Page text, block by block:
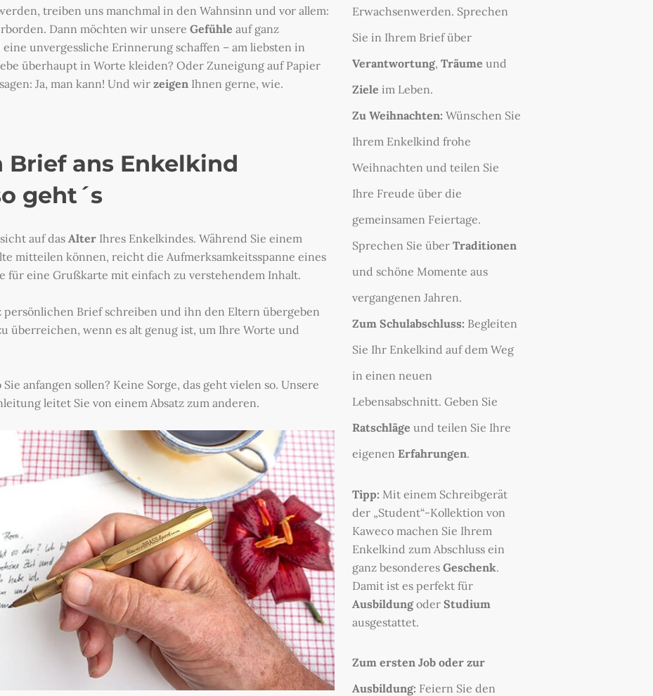
treiben uns manchmal in den Wahnsinn und vor allem:
Dann möchten wir unsere Gefühle auf ganz
unvergessliche Erinnerung schaffen – am liebsten in
überhaupt in Worte kleiden? Oder Zuneigung auf Papier
Ja, man kann! Und wir zeigenIhnen gerne, wie.
Brief ans Enkelkind
geht´s
auf das AlterIhres Enkelkindes. Während Sie einem
mitteilen können, reicht die Aufmerksamkeitsspanne eines
für eine Grußkarte mit einfach zu verstehendem Inhalt.
persönlichen Brief schreiben und ihn den Eltern übergeben
überreichen, wenn es alt genug ist, um Ihre Worte und
anfangen sollen? Keine Sorge, das geht vielen so. Unsere
leitet Sie von einem Absatz zum anderen.
Erwachsenwerden. Sprechen
Sie in Ihrem Brief über
Verantwortung, Träume und
Ziele im Leben.
Zu Weihnachten: Wünschen Sie
Ihrem Enkelkind frohe
Weihnachten und teilen Sie
Ihre Freude über die
gemeinsamen Feiertage.
Sprechen Sie über Traditionen
und schöne Momente aus
vergangenen Jahren.
Zum Schulabschluss: Begleiten
Sie Ihr Enkelkind auf dem Weg
in einen neuen
Lebensabschnitt. Geben Sie
Ratschläge und teilen Sie Ihre
eigenen Erfahrungen.
Tipp: Mit einem Schreibgerät
der „Student“-Kollektion von
Kaweco machen Sie Ihrem
Enkelkind zum Abschluss ein
ganz besonderes Geschenk.
Damit ist es perfekt für
Ausbildungoder Studium
ausgestattet.
Zum ersten Job oder zur
Ausbildung: Feiern Sie den